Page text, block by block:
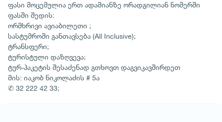
ფასი მოცემულია ერთ ადამიანზე ორადგილიან ნომერში
ფასში შედის:
ორმხრივი ავიაბილეთი ;
სასტუმროში განთავსება (All Inclusive);
ტრანსფერი;
ტურისტული დაზღვევა;
ტურ-პაკეტის შესაძენად გთხოვთ დაგვიკავშირდეთ
მის: იაკობ ნიკოლაძის # 5ა
✆ 32 222 42 33;